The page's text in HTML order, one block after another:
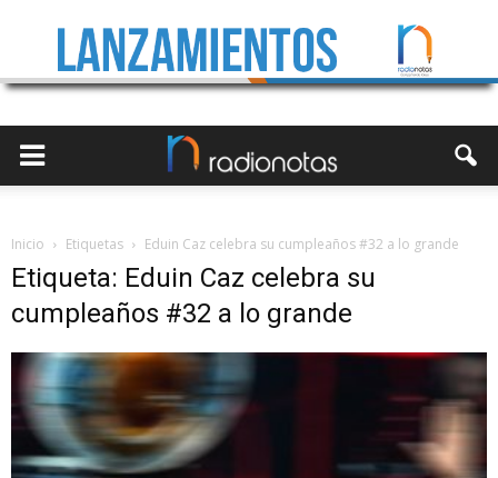
Inicio Etiquetas Eduin Caz celebra su cumpleaños #32 a lo grande
Etiqueta: Eduin Caz celebra su
cumpleaños #32 a lo grande